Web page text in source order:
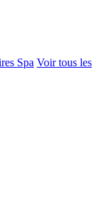
Spa Voir tous les